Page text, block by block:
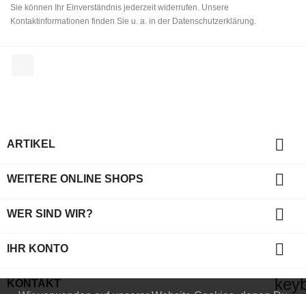
Sie können Ihr Einverständnis jederzeit widerrufen. Unsere
Kontaktinformationen finden Sie u. a. in der Datenschutzerklärung.
ARTIKEL 
WEITERE ONLINE SHOPS 
WER SIND WIR? 
IHR KONTO 
KONTAKT